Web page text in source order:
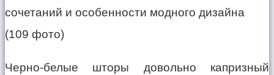
Черно-белые шторы довольно капризный